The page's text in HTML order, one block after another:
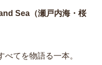
Sea（瀬戸内海・桜
てを物語る一本。